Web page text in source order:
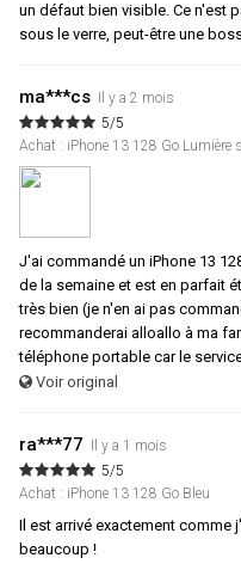
un défaut bien visible. Ce n'est
sous le verre, peut-être une
ma***cs
Il y a 2 mois
5/5
Achat : iPhone 13 128 Go Lumière
J'ai commandé un iPhone 13
de la semaine et est en parfait
très bien (je n'en ai pas
recommanderai alloallo à ma
téléphone portable car le
Voir original
ra***77
Il y a 1 mois
5/5
Achat : iPhone 13 128 Go Bleu
Il est arrivé exactement comme
beaucoup !